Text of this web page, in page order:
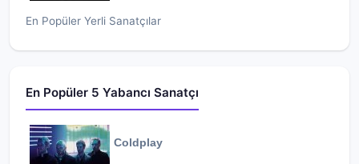
En Popüler Yerli Sanatçılar
En Popüler 5 Yabancı Sanatçı
Coldplay